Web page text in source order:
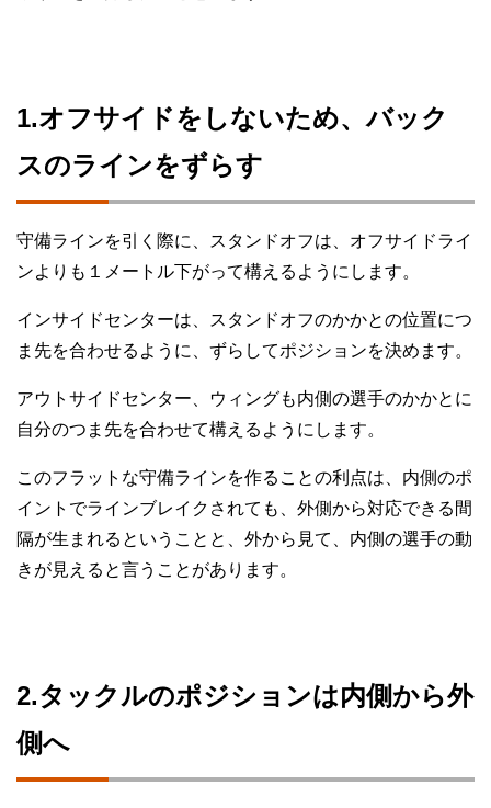
1.オフサイドをしないため、バック
スのラインをずらす
守備ラインを引く際に、スタンドオフは、オフサイドライ
ンよりも１メートル下がって構えるようにします。
インサイドセンターは、スタンドオフのかかとの位置につ
ま先を合わせるように、ずらしてポジションを決めます。
アウトサイドセンター、ウィングも内側の選手のかかとに
自分のつま先を合わせて構えるようにします。
このフラットな守備ラインを作ることの利点は、内側のポ
イントでラインブレイクされても、外側から対応できる間
隔が生まれるということと、外から見て、内側の選手の動
きが見えると言うことがあります。
2.タックルのポジションは内側から外
側へ